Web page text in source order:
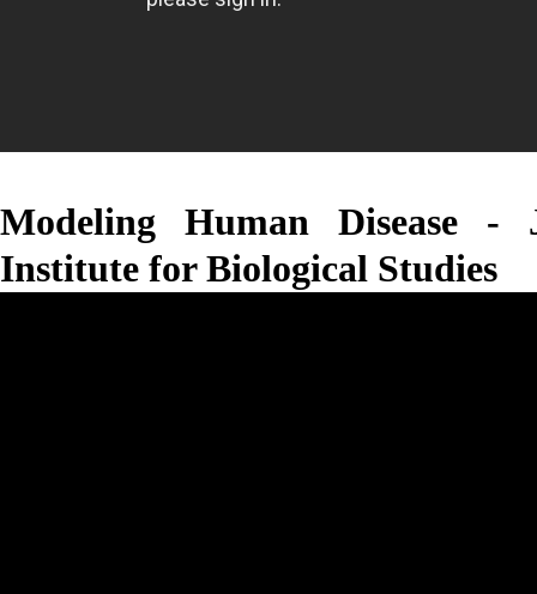
Modeling Human Disease -
Institute for Biological Studies